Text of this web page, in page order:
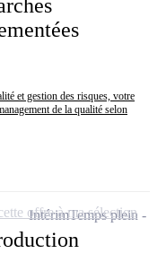
et gestion des risques, votre
de la qualité selon
IntérimTemps plein
offre à ma sélection